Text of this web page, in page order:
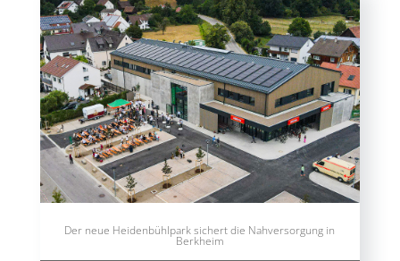
Der neue Heidenbühlpark sichert die Nahversorgung in
Berkheim